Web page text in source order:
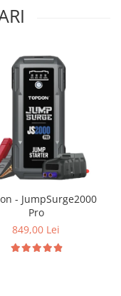
Pro
849,00 Lei